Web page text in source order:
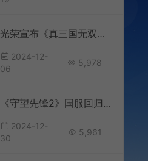
光荣宣布《真三国无双：起源》体验版下载突破100万
2024-12-
06
5,978
《守望先锋2》国服回归时间 2025年2月19日上线
2024-12-
30
5,961